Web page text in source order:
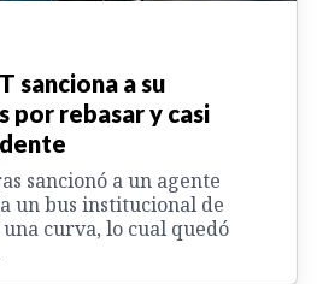
sanciona a su
por rebasar y casi
sancionó a un agente
un bus institucional de
curva, lo cual quedó